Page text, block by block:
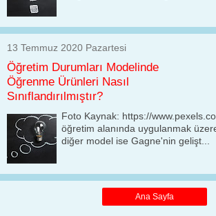
13 Temmuz 2020 Pazartesi
Öğretim Durumları Modelinde
Öğrenme Ürünleri Nasıl
Sınıflandırılmıştır?
Foto Kaynak: https://
öğretim alanında uygulanmak
diğer model ise Gagne'nin gelişt...
Ana Sayfa